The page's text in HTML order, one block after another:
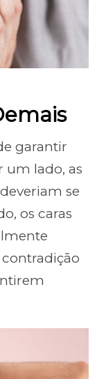
garantir
um lado, as
se
os caras